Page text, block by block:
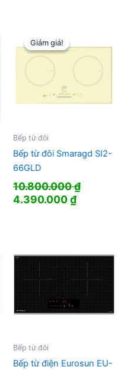
Giảm giá!
Giảm giá!
Bếp từ đôi
Bếp từ đôi Smaragd SI2-
66GLD
10.800.000₫
Giá
4.390.000₫Giá
Bếp từ đôi
Bếp từ điện Eurosun EU-